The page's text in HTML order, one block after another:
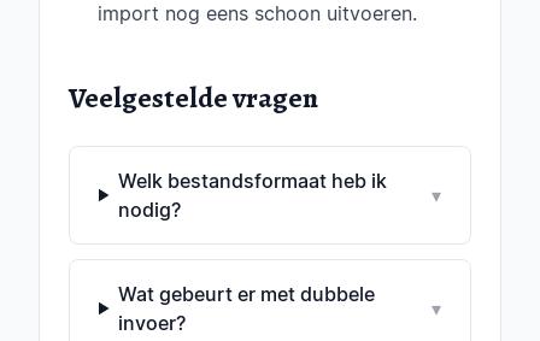
import nog eens schoon uitvoeren.
Veelgestelde vragen
Welk bestandsformaat heb ik
nodig?
▾
Wat gebeurt er met dubbele
invoer?
▾